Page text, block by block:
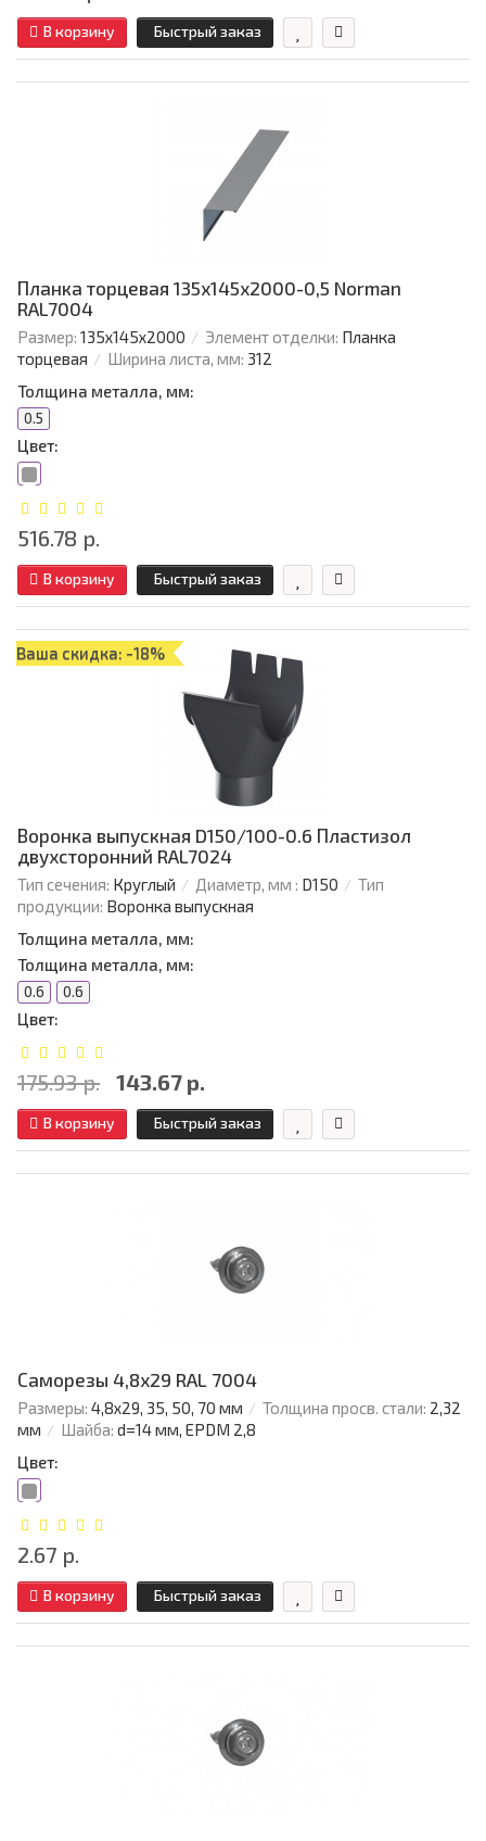
В корзину Быстрый заказ
Планка торцевая 135х145х2000-0,5 Norman
RAL7004
Размер: 135х145х2000 Элемент отделки: Планка
торцевая
Ширина листа, мм: 312
Толщина металла, мм:
0.5
Цвет:
516.78 р.
В корзину Быстрый заказ
Ваша скидка: -18%
Воронка выпускная D150/100-0.6 Пластизол
двухсторонний RAL7024
Тип сечения: Круглый Диаметр, мм : D150
Тип
продукции: Воронка выпускная
Толщина металла, мм:
Толщина металла, мм:
0.6 0.6
Цвет:
175.93 р. 143.67 р.
В корзину Быстрый заказ
Саморезы 4,8х29 RAL 7004
Размеры: 4,8х29, 35, 50, 70 мм Толщина просв. стали: 2,32
мм
Шайба: d=14 мм, EPDM 2,8
Цвет:
2.67 р.
В корзину Быстрый заказ